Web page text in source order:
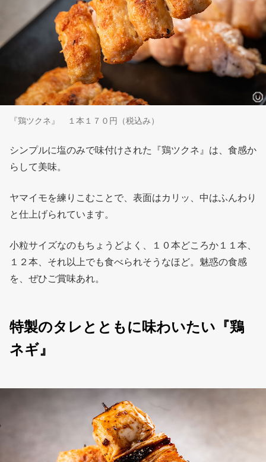
『鶏ツクネ』 １本１７０円（税込み）
シンプルに塩のみで味付けされた『鶏ツクネ』は、食感か
らして美味。
ヤマイモを練りこむことで、表面はカリッ、中はふんわり
と仕上げられています。
小粒サイズなのもちょうどよく、１０本どころか１１本、
１２本、それ以上でも食べられそうなほど。魅惑の食感
を、ぜひご賞味あれ。
特製のタレとともに味わいたい『鶏
ネギ』